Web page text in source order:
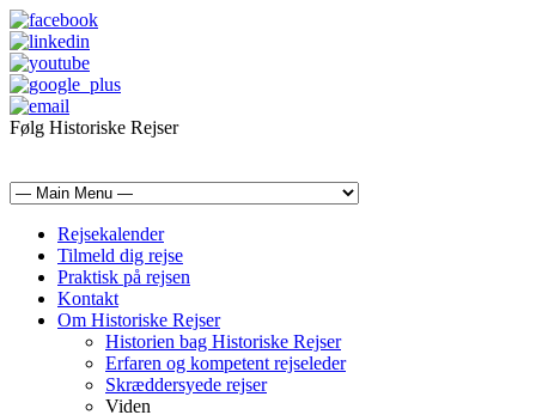
Følg Historiske Rejser
Rejsekalender
Tilmeld dig rejse
Praktisk på rejsen
Kontakt
Om Historiske Rejser
Historien bag Historiske Rejser
Erfaren og kompetent rejseleder
Skræddersyede rejser
Viden